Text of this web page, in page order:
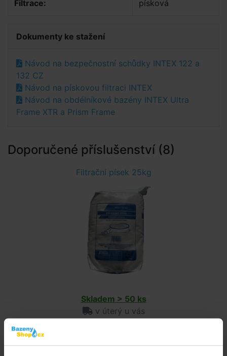
Filtrace: písková
Dokumenty ke stažení
Návod na bezpečnostní schůdky INTEX 122 a
132 CZ
Návod na pískovou filtraci INTEX
Návod na obdélníkové bazény INTEX Ultra
Frame XTR a Prism Frame
Doporučené příslušenství (8)
Filtrační písek 25kg
Skladem > 50 ks
v úterý u vás